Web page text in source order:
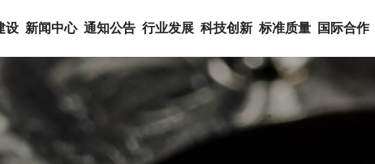
设 新闻中心 通知公告 行业发展 科技创新 标准质量 国际合作